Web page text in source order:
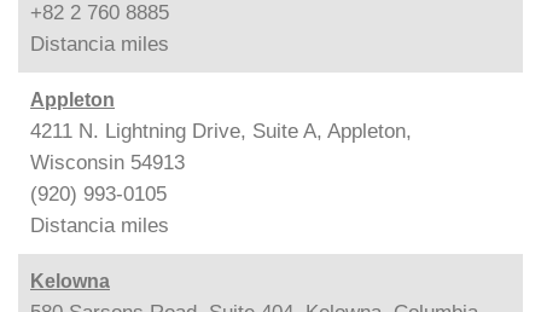
+82 2 760 8885
Distancia miles
Appleton
4211 N. Lightning Drive, Suite A, Appleton,
Wisconsin 54913
(920) 993-0105
Distancia miles
Kelowna